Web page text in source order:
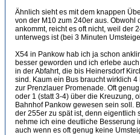
Ähnlich sieht es mit dem knappen
von der M10 zum 240er aus. Obwohl
ankommt, reicht es oft nicht, weil der
unterwegs ist (bei 3 Minuten
X54 in Pankow hab ich ja schon
besser geworden und ich erlebe
in der Abfahrt, die bis Heinersdorf
sind. Kaum ein Bus braucht wirklich
zur Prenzlauer Promenade. Oft
oder 1 (statt 3-4) über die Kreuzung,
Bahnhof Pankow gewesen sein soll.
der 255er zu spät ist, denn eigentlich
nehme ich eine deutliche Besserung
auch wenn es oft genug keine